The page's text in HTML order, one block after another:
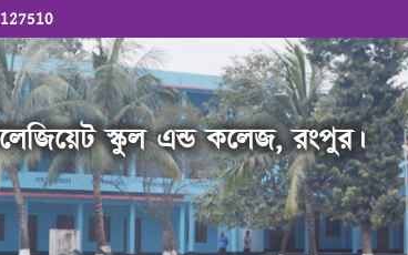
স্কুল এন্ড কলেজ, রংপুর।